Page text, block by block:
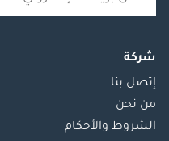
شركة
إتصل بنا
من نحن
الشروط والأحكام